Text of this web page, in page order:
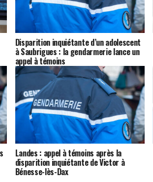
Disparition inquiétante d’un adolescent
à Saubrigues : la gendarmerie lance un
appel à témoins
Landes : appel à témoins après la
disparition inquiétante de Victor à
Bénesse-lès-Dax